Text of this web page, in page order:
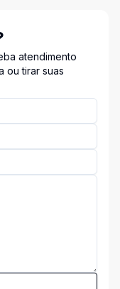
atendimento
ou tirar suas